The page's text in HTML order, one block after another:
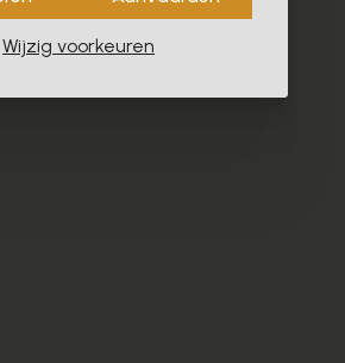
Wijzig voorkeuren